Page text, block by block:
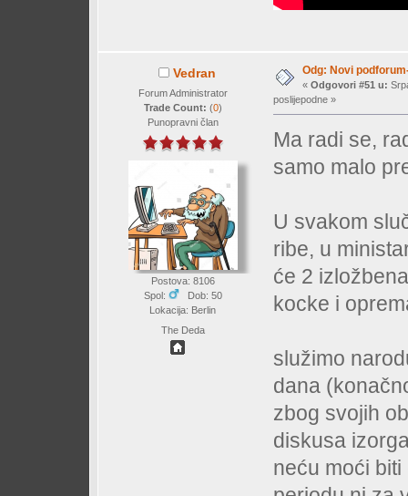
Vedran
Forum Administrator
Trade Count: (0)
Punopravni član
Postova: 8106
Spol:
Dob: 50
Lokacija: Berlin
The Deda
Odg: Novi
« Odgovori #51 u:
poslijepodne »
Ma radi se,
samo malo
U svakom
ribe, u
će 2
kocke i
služimo
dana
zbog svojih
diskusa
neću moći